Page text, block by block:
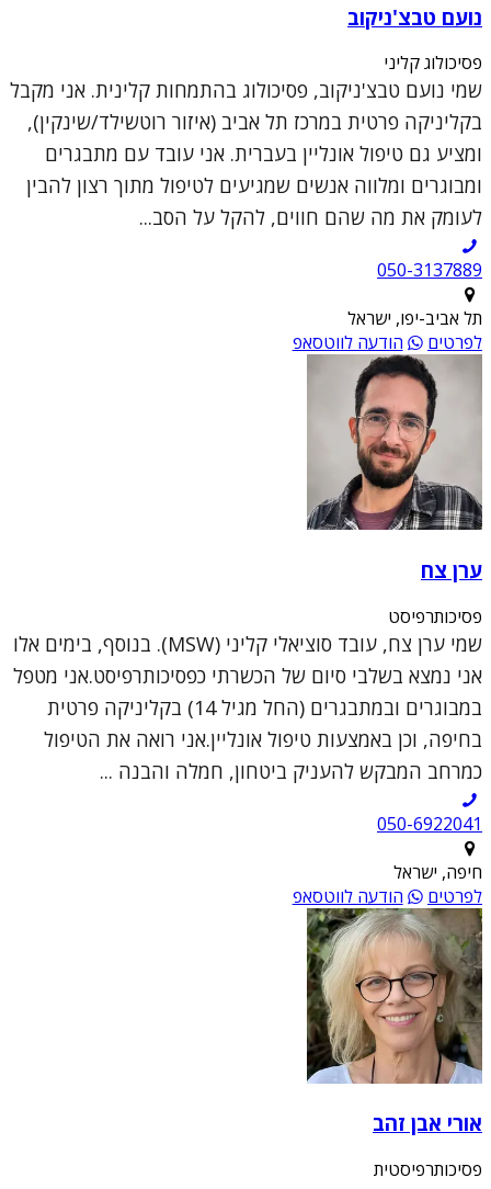
נועם טבצ'ניקוב
פסיכולוג קליני
שמי נועם טבצ'ניקוב, פסיכולוג בהתמחות קלינית. אני מקבל
בקליניקה פרטית במרכז תל אביב (איזור רוטשילד/שינקין),
ומציע גם טיפול אונליין בעברית. אני עובד עם מתבגרים
ומבוגרים ומלווה אנשים שמגיעים לטיפול מתוך רצון להבין
לעומק את מה שהם חווים, להקל על הסב...
050-3137889
תל אביב-יפו, ישראל
לפרטים
הודעה לווטסאפ
ערן צח
פסיכותרפיסט
שמי ערן צח, עובד סוציאלי קליני (MSW). בנוסף, בימים אלו
אני נמצא בשלבי סיום של הכשרתי כפסיכותרפיסט.אני מטפל
במבוגרים ובמתבגרים (החל מגיל 14) בקליניקה פרטית
בחיפה, וכן באמצעות טיפול אונליין.אני רואה את הטיפול
כמרחב המבקש להעניק ביטחון, חמלה והבנה ...
050-6922041
חיפה, ישראל
לפרטים
הודעה לווטסאפ
אורי אבן זהב
פסיכותרפיסטית